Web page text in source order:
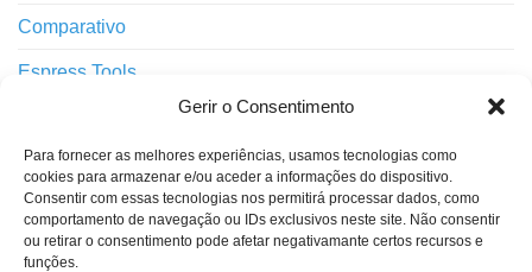
Gerir o Consentimento
Para fornecer as melhores experiências, usamos tecnologias como
cookies para armazenar e/ou aceder a informações do dispositivo.
Consentir com essas tecnologias nos permitirá processar dados, como
comportamento de navegação ou IDs exclusivos neste site. Não consentir
ou retirar o consentimento pode afetar negativamante certos recursos e
funções.
Comparativo
Espress Tools
Importação
Impressão
Interface